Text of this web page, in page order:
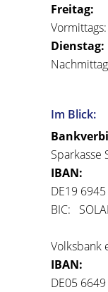
Freitag:
Dienstag:
Im Blick:
Sparkasse
IBAN:
DE19
BIC:
Volksbank
IBAN:
DE05